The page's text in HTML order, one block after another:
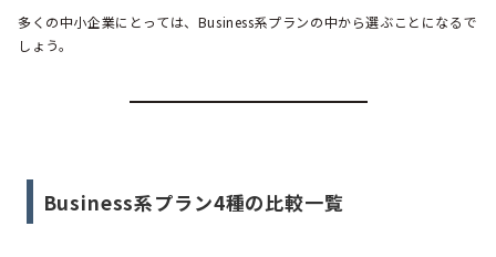
多くの中小企業にとっては、Business系プランの中から選ぶことになるで
しょう。
Business系プラン4種の比較一覧